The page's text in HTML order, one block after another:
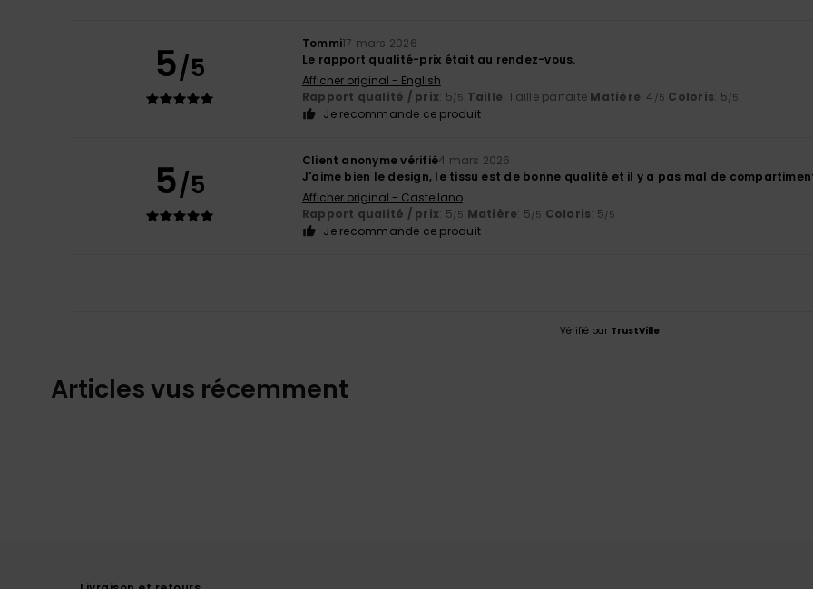
5/5
Tommi17 mars 2026
Le rapport qualité-prix était au rendez-vous.
Afficher original - English
Rapport qualité / prix: 5/5 Taille: Taille parfaite Matière: 4 /5 Coloris: 5/5
Je recommande ce produit
5/5
Client anonyme vérifié4 mars 2026
J'aime bien le design, le tissu est de bonne qualité et il y a pas mal de
Afficher original - Castellano
Rapport qualité / prix: 5/5 Matière: 5/5 Coloris: 5/5
Je recommande ce produit
Vérifié par TrustVille
Articles vus récemment